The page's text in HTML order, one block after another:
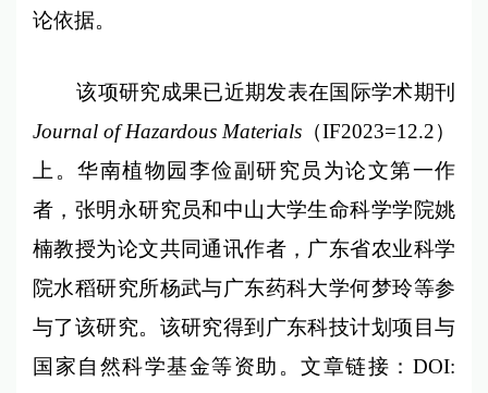
论依据。
该项研究成果已近期发表在国际学术期刊
Journal of Hazardous Materials （IF2023=12.2）
上。华南植物园李俭副研究员为论文第一作
者，张明永研究员和中山大学生命科学学院姚
楠教授为论文共同通讯作者，广东省农业科学
院水稻研究所杨武与广东药科大学何梦玲等参
与了该研究。该研究得到广东科技计划项目与
国家自然科学基金等资助。文章链接：DOI: